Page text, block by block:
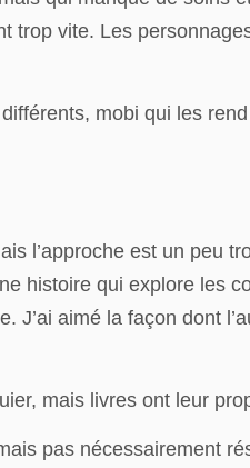
trop vite. Les
mobi qui les
l’approche est un peu
histoire qui explore les
J’ai aimé la façon dont
mais livres ont leur
pas nécessairement